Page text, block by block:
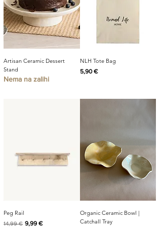
Artisan Ceramic Dessert
Stand
Nema na zalihi
NLH Tote Bag
Cijena
5,90 €
Peg Rail
Redovna cijena
14,99 € Cijena s popustom
9,99 €
Organic Ceramic Bowl |
Catchall Tray